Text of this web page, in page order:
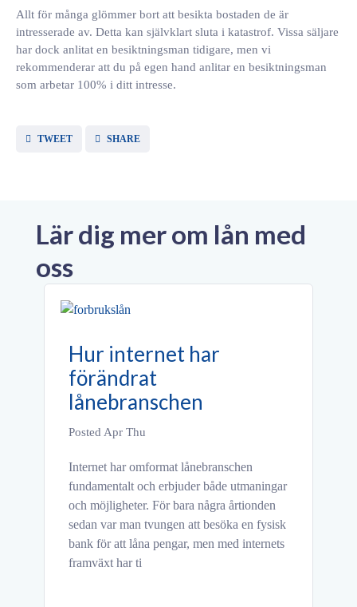
Allt för många glömmer bort att besikta bostaden de är
intresserade av. Detta kan självklart sluta i katastrof. Vissa säljare
har dock anlitat en besiktningsman tidigare, men vi
rekommenderar att du på egen hand anlitar en besiktningsman
som arbetar 100% i ditt intresse.
TWEET SHARE
Lär dig mer om lån med
oss
Hur internet har
förändrat
lånebranschen
Posted Apr Thu
Internet har omformat lånebranschen
fundamentalt och erbjuder både utmaningar
och möjligheter. För bara några årtionden
sedan var man tvungen att besöka en fysisk
bank för att låna pengar, men med internets
framväxt har ti